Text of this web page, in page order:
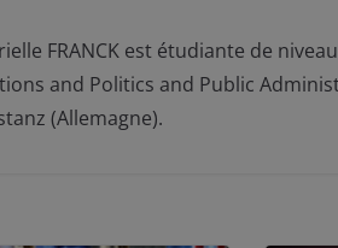
FRANCK est étudiante de
and Politics and Public
(Allemagne).